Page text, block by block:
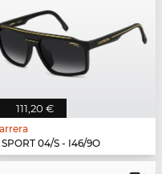
111,20 €
SPORT 04/S - I46/9O